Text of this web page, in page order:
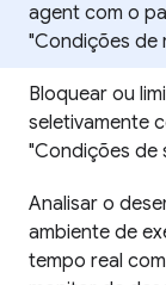
agent com o
"Condições de
Bloquear ou
seletivamente
"Condições de
Analisar o
ambiente de
tempo real